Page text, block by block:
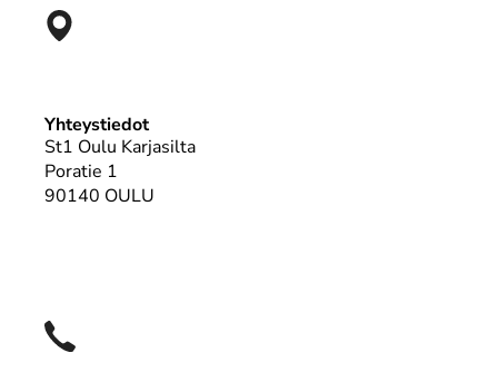
Yhteystiedot
St1 Oulu Karjasilta
Poratie 1
90140 OULU